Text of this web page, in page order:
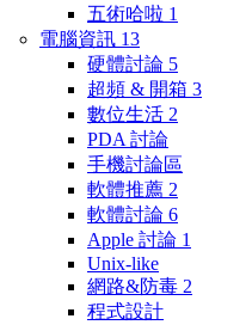
五術哈啦 1
電腦資訊 13
硬體討論 5
超頻 & 開箱 3
數位生活 2
PDA 討論
手機討論區
軟體推薦 2
軟體討論 6
Apple 討論 1
Unix-like
網路&防毒 2
程式設計